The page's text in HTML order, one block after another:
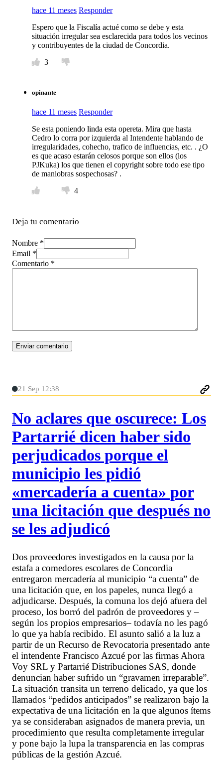
hace 11 meses Responder
Espero que la Fiscalía actué como se debe y esta
situación irregular sea esclarecida para todos los vecinos
y contribuyentes de la ciudad de Concordia.
3
opinante
hace 11 meses Responder
Se esta poniendo linda esta opereta. Mira que hasta
Cedro lo corra por izquierda al Intendente hablando de
irregularidades, cohecho, trafico de influencias, etc. . ¿O
es que acaso estarán celosos porque son ellos (los
PJKuka) los que tienen el copyright sobre todo ese tipo
de maniobras sospechosas? .
4
Deja tu comentario
Nombre *
Email *
Comentario *
21 Sep 12:38
No aclares que oscurece: Los
Partarrié dicen haber sido
perjudicados porque el
municipio les pidió
«mercadería a cuenta» por
una licitación que después no
se les adjudicó
Dos proveedores investigados en la causa por la
estafa a comedores escolares de Concordia
entregaron mercadería al municipio “a cuenta” de
una licitación que, en los papeles, nunca llegó a
adjudicarse. Después, la comuna los dejó afuera del
proceso, los borró del padrón de proveedores y –
según los propios empresarios– todavía no les pagó
lo que ya había recibido. El asunto salió a la luz a
partir de un Recurso de Revocatoria presentado ante
el intendente Francisco Azcué por las firmas Ahora
Voy SRL y Partarrié Distribuciones SAS, donde
denuncian haber sufrido un “gravamen irreparable”.
La situación transita un terreno delicado, ya que los
llamados “pedidos anticipados” se realizaron bajo la
expectativa de una licitación en la que algunos ítems
ya se consideraban asignados de manera previa, un
procedimiento que resulta completamente irregular
y pone bajo la lupa la transparencia en las compras
públicas de la gestión Azcué.